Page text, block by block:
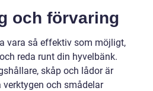
och förvaring
vara så effektiv som möjligt,
reda runt din hyvelbänk.
skåp och lådor är
och smådelar